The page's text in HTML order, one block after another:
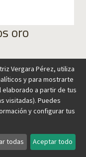
oro
obra del escultor
Vergara Pérez, utiliza
y para mostrarte
elaborado a partir de tus
visitadas). Puedes
y configurar tus
todas Aceptar todo